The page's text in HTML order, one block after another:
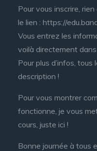
Pour vous inscrire,
le lien : https://
Vous entrez les
voilà directement
Pour plus d’infos,
description !
Pour vous montrer
fonctionne, je vous
cours, juste ici !
Bonne journée à tous